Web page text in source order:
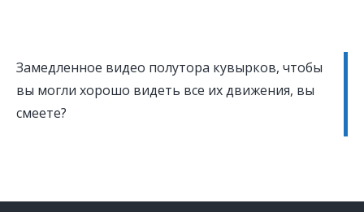
Замедленное видео полутора кувырков, чтобы
вы могли хорошо видеть все их движения, вы
смеете?